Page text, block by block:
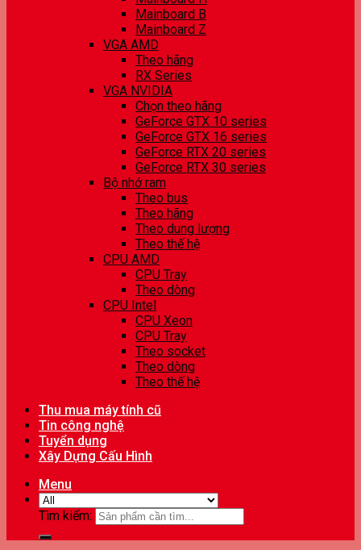
Mainboard B
Mainboard Z
VGA AMD
Theo hãng
RX Series
VGA NVIDIA
Chọn theo hãng
GeForce GTX 10 series
GeForce GTX 16 series
GeForce RTX 20 series
GeForce RTX 30 series
Bộ nhớ ram
Theo bus
Theo hãng
Theo dung lượng
Theo thế hệ
CPU AMD
CPU Tray
Theo dòng
CPU Intel
CPU Xeon
CPU Tray
Theo socket
Theo dòng
Theo thế hệ
Thu mua máy tính cũ
Tin công nghệ
Tuyển dụng
Xây Dựng Cấu Hình
Menu
Tìm kiếm: